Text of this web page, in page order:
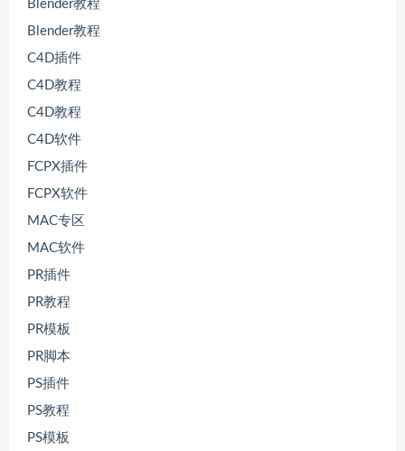
Blender教程
Blender教程
C4D插件
C4D教程
C4D教程
C4D软件
FCPX插件
FCPX软件
MAC专区
MAC软件
PR插件
PR教程
PR模板
PR脚本
PS插件
PS教程
PS模板